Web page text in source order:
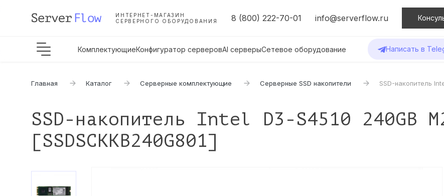
ИНТЕРНЕТ-МАГАЗИН
СЕРВЕРНОГО ОБОРУДОВАНИЯ
8 (800) 222-70-01 info@serverflow.ru
КомплектующиеКонфигуратор серверовAI серверыСетевое оборудование Написать в
Главная Каталог Серверные комплектующие Серверные SSD накопители SSD-накопитель
SSD-накопитель Intel D3-S4510 240GB
[SSDSCKKB240G801]